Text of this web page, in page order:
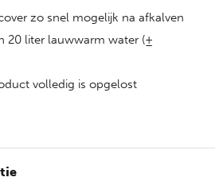
zo snel mogelijk na afkalven
20 liter lauwwarm water (±
volledig is opgelost